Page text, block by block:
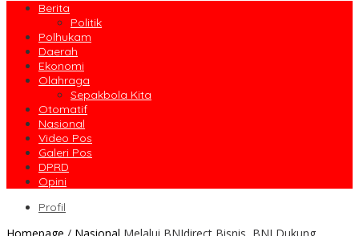
Berita
Politik
Polhukam
Daerah
Ekonomi
Olahraga
Sepakbola Kita
Otomatif
Nasional
Video Pos
Galeri Pos
DPRD
Opini
Profil